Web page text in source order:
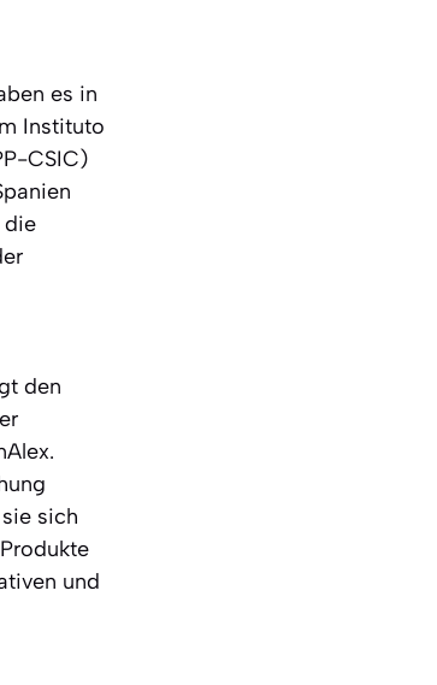
es in
Instituto
CSIC)
die
den
sich
und